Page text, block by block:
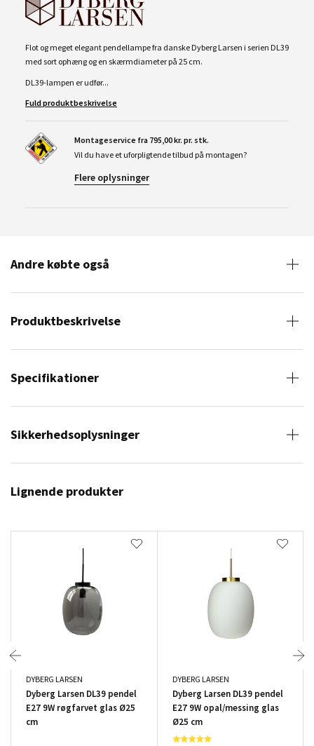
Flot og meget elegant pendellampe fra danske Dyberg Larsen i serien DL39
med sort ophæng og en skærmdiameter på 25 cm.
DL39-lampen er udfør...
Fuld produktbeskrivelse
Montageservice fra 795,00 kr. pr. stk.
Vil du have et uforpligtende tilbud på montagen?
Flere oplysninger
Andre købte også
Produktbeskrivelse
Specifikationer
Sikkerhedsoplysninger
Lignende produkter
DYBERG LARSEN
Dyberg Larsen DL39 pendel
E27 9W røgfarvet glas Ø25
cm
DYBERG LARSEN
Dyberg Larsen DL39 pendel
E27 9W opal/messing glas
Ø25 cm